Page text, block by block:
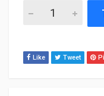
Dung dịch nước
Like Tweet